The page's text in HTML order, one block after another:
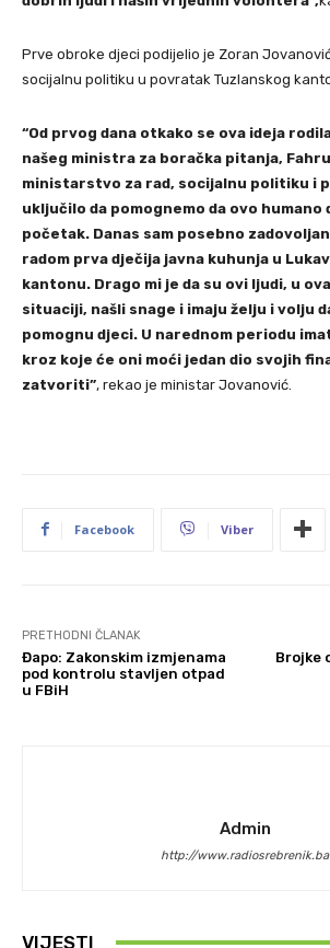
Prve obroke djeci podijelio je Zoran
socijalnu politiku u povratak Tuzlanskog
“Od prvog dana otkako se ova ideja
našeg ministra za boračka pitanja,
ministarstvo za rad, socijalnu politiku i
uključilo da pomognemo da ovo humano
početak. Danas sam posebno
radom prva dječija javna kuhunja u
kantonu. Drago mi je da su ovi ljudi, u
situaciji, našli snage i imaju želju i volju
pomognu djeci. U narednom periodu
kroz koje će oni moći jedan dio svojih
zatvoriti”, rekao je ministar Jovanović.
Facebook Viber
PRETHODNI ČLANAK
Đapo: Zakonskim izmjenama
pod kontrolu stavljen otpad
u FBiH
Brojke
Admin
http://www.radiosrebrenik.ba
VIJESTI